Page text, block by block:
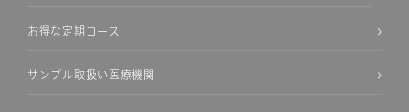
お得な定期コース
サンプル取扱い医療機関